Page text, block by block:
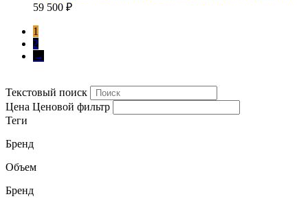
59 500 ₽
1
2
→
Текстовый поиск
Цена Ценовой фильтр
Теги
Бренд
Объем
Бренд